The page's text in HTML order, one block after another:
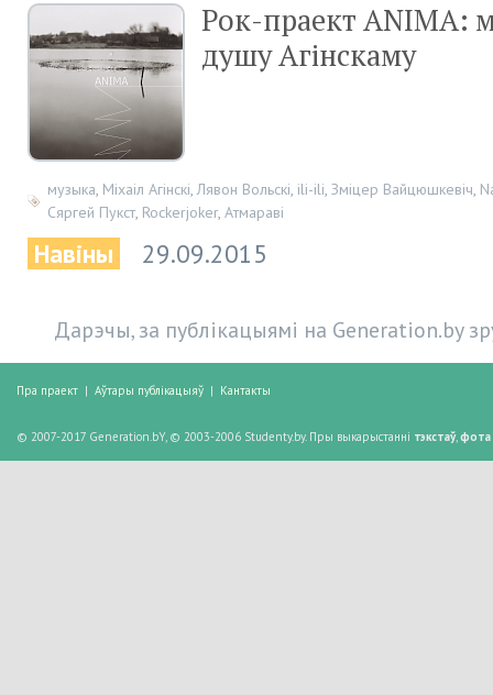
Рок-праект ANIMA:
душу Агінскаму
музыка, Міхаіл Агінскі,Лявон Вольскі, іli-ili, Змiцер Вайцюшкевiч,
Сяргей Пукст, Rockerjoker, Aтмаравi
Навіны 29.09.2015
Дарэчы, за публікацыямі на Generation.by
Пра праект | Аўтары публікацыяў | Кантакты
© 2007-2017 Generation.bY, © 2003-2006 Studenty.by. Пры выкарыстанні тэкстаў,фота